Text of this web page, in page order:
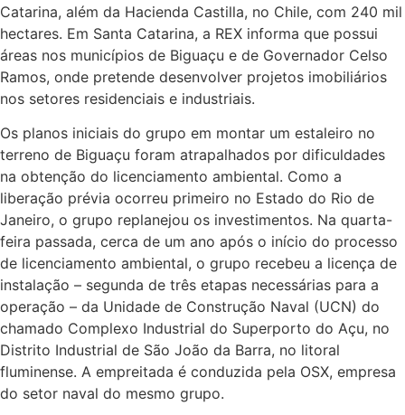
Catarina, além da Hacienda Castilla, no Chile, com 240 mil
hectares. Em Santa Catarina, a REX informa que possui
áreas nos municípios de Biguaçu e de Governador Celso
Ramos, onde pretende desenvolver projetos imobiliários
nos setores residenciais e industriais.
Os planos iniciais do grupo em montar um estaleiro no
terreno de Biguaçu foram atrapalhados por dificuldades
na obtenção do licenciamento ambiental. Como a
liberação prévia ocorreu primeiro no Estado do Rio de
Janeiro, o grupo replanejou os investimentos. Na quarta-
feira passada, cerca de um ano após o início do processo
de licenciamento ambiental, o grupo recebeu a licença de
instalação – segunda de três etapas necessárias para a
operação – da Unidade de Construção Naval (UCN) do
chamado Complexo Industrial do Superporto do Açu, no
Distrito Industrial de São João da Barra, no litoral
fluminense. A empreitada é conduzida pela OSX, empresa
do setor naval do mesmo grupo.